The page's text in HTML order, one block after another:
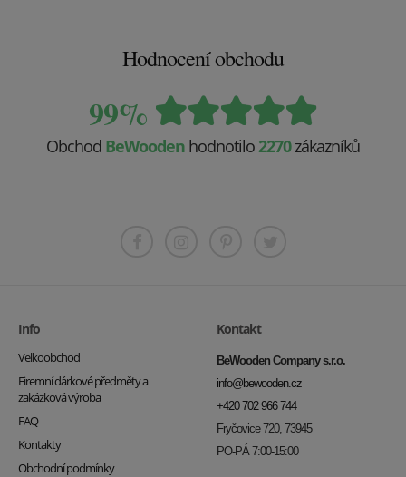
Hodnocení obchodu
99%
Obchod BeWooden hodnotilo 2270zákazníků
Info
Velkoobchod
Firemní dárkové předměty a
zakázková výroba
FAQ
Kontakty
Obchodní podmínky
Kontakt
BeWooden Company s.r.o.
info@bewooden.cz
+420 702 966 744
Fryčovice 720, 73945
PO-PÁ 7:00-15:00